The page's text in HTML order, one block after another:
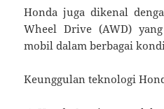
Honda juga dikenal
Wheel Drive (AWD)
mobil dalam berbagai
Keunggulan teknologi